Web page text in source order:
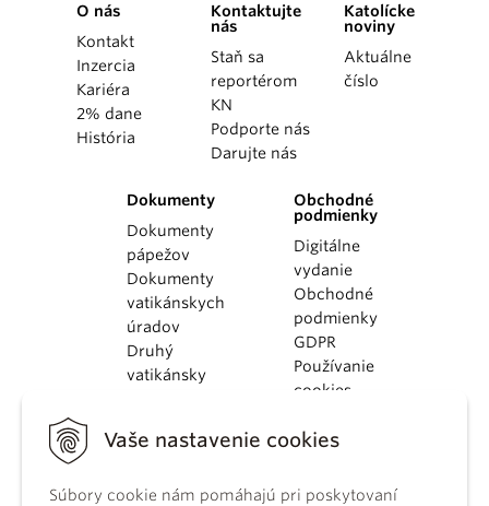
Vaše nastavenie cookies
Súbory cookie nám pomáhajú pri poskytovaní
O nás
Kontakt
Inzercia
Kariéra
2% dane
História
Kontaktujte
nás
Staň sa
reportérom
KN
Podporte nás
Darujte nás
Katolícke
noviny
Aktuálne
číslo
Dokumenty
Dokumenty
pápežov
Dokumenty
vatikánskych
úradov
Druhý
vatikánsky
KBS
kánonického
Obchodné
podmienky
Digitálne
vydanie
Obchodné
podmienky
GDPR
Používanie
cookies